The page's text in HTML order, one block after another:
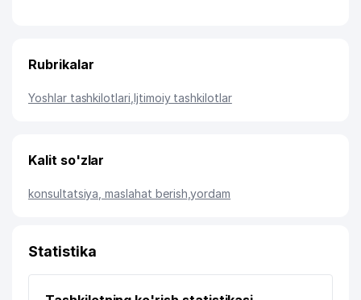
Rubrikalar
Yoshlar tashkilotlari Ijtimoiy tashkilotlar
Kalit so'zlar
konsultatsiya, maslahat berish ,yordam
Statistika